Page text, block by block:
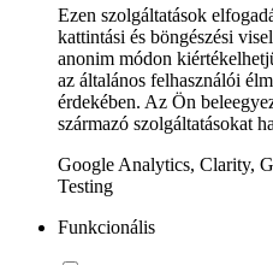
Ezen szolgáltatások
kattintási és böngészési
anonim módon
az általános felhasználói
érdekében. Az Ön
származó szolgáltatásokat
Google Analytics, Clarity,
Testing
Funkcionális